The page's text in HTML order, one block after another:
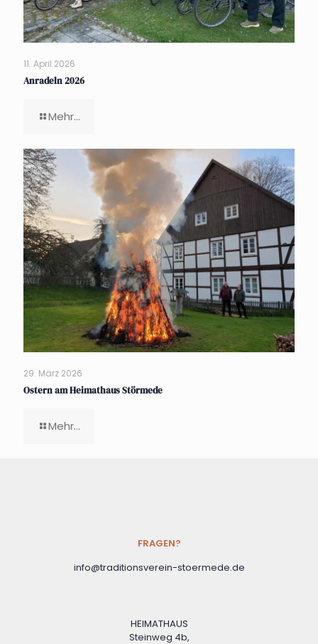
11. April 2026
Anradeln 2026
Mehr...
29. März 2026
Ostern am Heimathaus Störmede
Mehr...
FRAGEN?
info@traditionsverein-stoermede.de
HEIMATHAUS
Steinweg 4b,